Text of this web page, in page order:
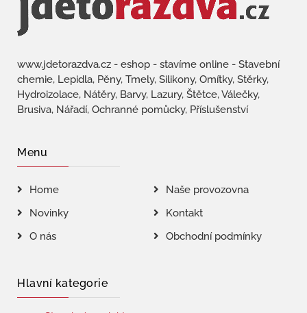
www.jdetorazdva.cz - eshop - stavíme online - Stavební
chemie, Lepidla, Pěny, Tmely, Silikony, Omítky, Stěrky,
Hydroizolace, Nátěry, Barvy, Lazury, Štětce, Válečky,
Brusiva, Nářadí, Ochranné pomůcky, Příslušenství
Menu
Home
Naše provozovna
Novinky
Kontakt
O nás
Obchodní podmínky
Hlavní kategorie